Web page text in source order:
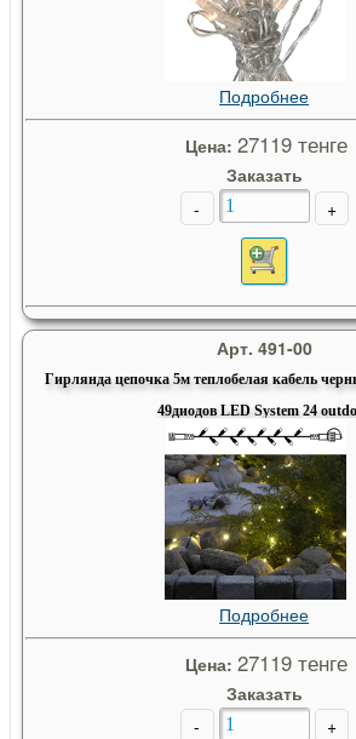
Подробнее
Цена: 27119 тенге
Заказать
-
+
Арт. 491-00
Гирлянда цепочка 5м теплобелая кабель
49диодов LED System 24
Подробнее
Цена: 27119 тенге
Заказать
-
+